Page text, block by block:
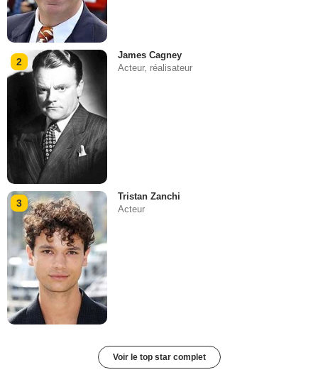
2
James Cagney
Acteur, réalisateur
3
Tristan Zanchi
Acteur
Voir le top star complet